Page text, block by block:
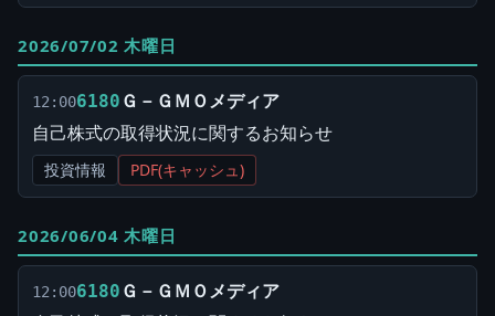
2026/07/02 木曜日
12:006180 Ｇ－ＧＭＯメディア
自己株式の取得状況に関するお知らせ
投資情報 PDF(キャッシュ)
2026/06/04 木曜日
12:006180 Ｇ－ＧＭＯメディア